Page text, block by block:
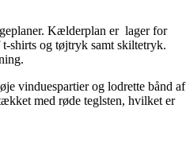
Kælderplan er lager for
shirts og tøjtryk samt skiltetryk.
vinduespartier og lodrette bånd af
med røde teglsten, hvilket er